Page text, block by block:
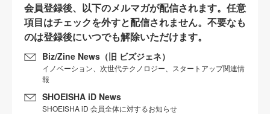
会員登録後、以下のメルマガが配信されます。任意
項目はチェックを外すと配信されません。不要なも
のは登録後にいつでも解除いただけます。
Biz/Zine News（旧 ビズジェネ）
イノベーション、次世代テクノロジー、スタートアップ関連情
報
SHOEISHA iD News
SHOEISHA iD 会員全体に対するお知らせ